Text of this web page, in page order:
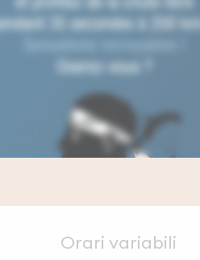
Orari eOrari variabili